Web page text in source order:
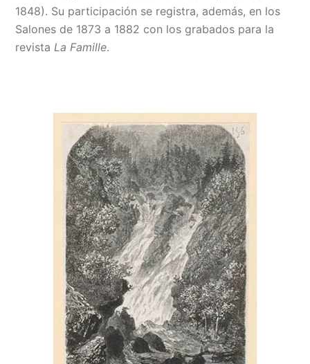
1848). Su participación se registra, además, en los
Salones de 1873 a 1882 con los grabados para la
revista La Famille.